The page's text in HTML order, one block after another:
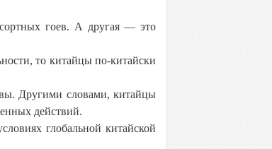
гоев. А другая — это
то китайцы по-китайски
Другими словами, китайцы
действий.
глобальной китайской